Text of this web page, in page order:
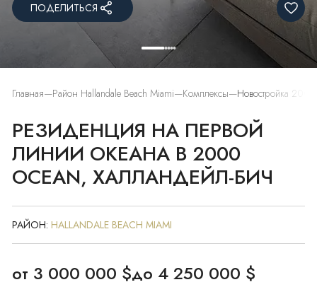
Главная Район Hallandale Beach Miami Комплексы Новостройка
ПОДЕЛИТЬСЯ
РЕЗИДЕНЦИЯ НА ПЕРВОЙ
ЛИНИИ ОКЕАНА В 2000
OCEAN, ХАЛЛАНДЕЙЛ-БИЧ
РАЙОН: HALLANDALE BEACH MIAMI
от 3 000 000 $до 4 250 000 $